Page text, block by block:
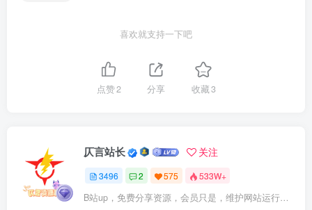
喜欢就支持一下吧
点赞2 分享 收藏3
仄言站长 关注
3496 2 575 533W+
B站up，免费分享资源，会员只是，维护网站运行，会员权利为可以支持本地下载，更多内容，敬请期待！